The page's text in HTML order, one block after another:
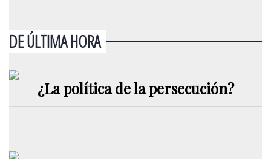
DE ÚLTIMA HORA
¿La política de la persecución?